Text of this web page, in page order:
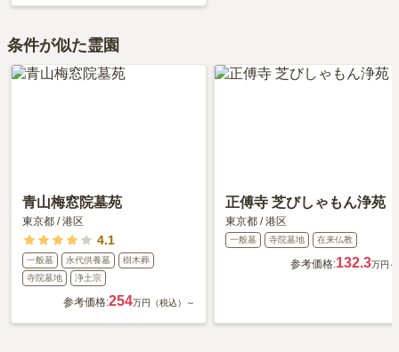
条件が似た霊園
青山梅窓院墓苑
東京都 /港区
4.1
一般墓 永代供養墓
樹木葬
寺院墓地
浄土宗
参考価格:254万円（税込）～
正傅寺 芝びしゃもん浄苑
東京都 /港区
一般墓 寺院墓地 在来仏教
参考価格:132.3万円～